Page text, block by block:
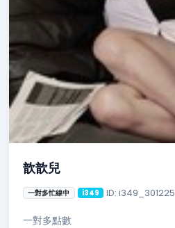
歆歆兒
一對多忙線中 i349 ID: i349_301225
一對多點數